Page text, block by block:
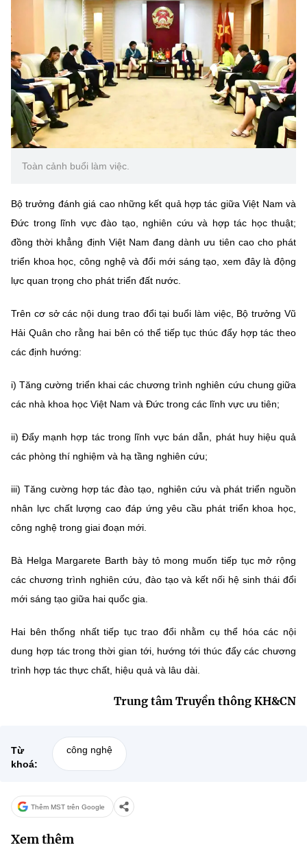
Sở hữu trí tuệ
Tiêu chuẩn, đo lường, chất lượng
Năng lượng nguyên tử
Tin tổng hợp
Tin địa phương
Lấy ý kiến người dân về dự thảo VBQPPL
Khoa học và Công nghệ
Đổi mới sáng tạo
Chuyển đổi số
Bưu chính, Viễn thông
Năng lượng nguyên tử
THƯ ĐIỆN TỬ
Khác
Videos
Infographic
Ảnh
Nhiệm vụ trọng tâm
Vietnamese
BỘ KHOA HỌC VÀ CÔNG NGHỆ
Điều khoản sử dụng Theo dõi MST: Góp ý
Cơ quan chủ quản: Bộ Khoa học và Công nghệ (MST)
Chịu trách nhiệm nội dung: Nguyễn Thị Hải Hằng
Địa chỉ: Ban Biên tập Cổng TTĐT - 18 Nguyễn Du, TP. Hà Nội
Điện thoại: 024 3936 9506
Email:stc@mst.gov.vn
(Ghi rõ nguồn "https://mst.gov.vn" khi phát hành lại thông tin từ
Toàn cảnh buổi làm việc.
Bộ trưởng đánh giá cao những kết quả hợp tác giữa Việt Nam và
Đức trong lĩnh vực đào tạo, nghiên cứu và hợp tác học thuật;
đồng thời khẳng định Việt Nam đang dành ưu tiên cao cho phát
triển khoa học, công nghệ và đổi mới sáng tạo, xem đây là động
lực quan trọng cho phát triển đất nước.
Trên cơ sở các nội dung trao đổi tại buổi làm việc, Bộ trưởng Vũ
Hải Quân cho rằng hai bên có thể tiếp tục thúc đẩy hợp tác theo
các định hướng:
i) Tăng cường triển khai các chương trình nghiên cứu chung giữa
các nhà khoa học Việt Nam và Đức trong các lĩnh vực ưu tiên;
ii) Đẩy mạnh hợp tác trong lĩnh vực bán dẫn, phát huy hiệu quả
các phòng thí nghiệm và hạ tầng nghiên cứu;
iii) Tăng cường hợp tác đào tạo, nghiên cứu và phát triển nguồn
nhân lực chất lượng cao đáp ứng yêu cầu phát triển khoa học,
công nghệ trong giai đoạn mới.
Bà Helga Margarete Barth bày tỏ mong muốn tiếp tục mở rộng
các chương trình nghiên cứu, đào tạo và kết nối hệ sinh thái đổi
mới sáng tạo giữa hai quốc gia.
Hai bên thống nhất tiếp tục trao đổi nhằm cụ thể hóa các nội
dung hợp tác trong thời gian tới, hướng tới thúc đẩy các chương
trình hợp tác thực chất, hiệu quả và lâu dài.
Trung tâm Truyền thông KH&CN
Từ
khoá:
công nghệ
Thêm MST trên Google
Xem thêm